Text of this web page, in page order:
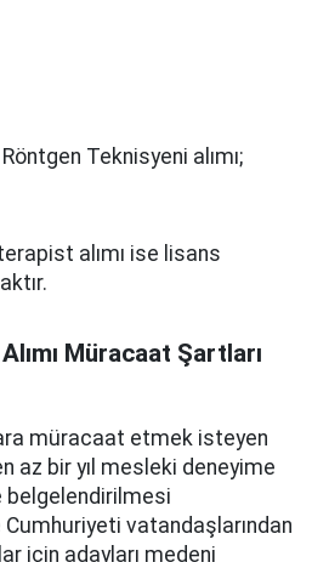
Teknisyeni alımı;
alımı ise lisans
Müracaat Şartları
müracaat etmek isteyen
az bir yıl mesleki deneyime
belgelendirilmesi
vatandaşlarından
için adayları medeni